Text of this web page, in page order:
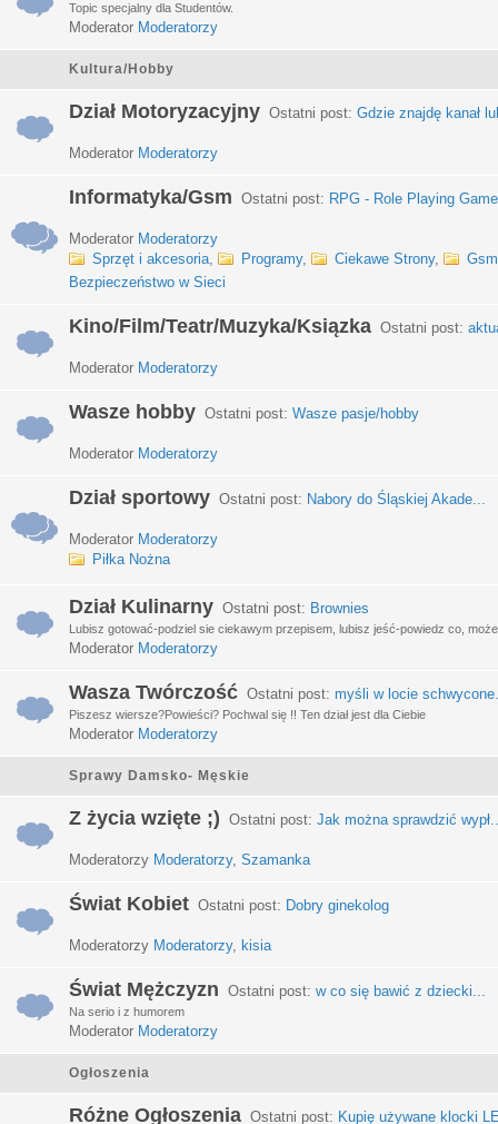
Topic specjalny dla Studentów.
Moderator Moderatorzy
Kultura/Hobby
Dział Motoryzacyjny Ostatni post: Gdzie znajdę kanał
Moderator Moderatorzy
Informatyka/Gsm Ostatni post: RPG - Role Playing
Moderator Moderatorzy
Sprzęt i akcesoria, Programy, Ciekawe Strony,
Gsm
Bezpieczeństwo w Sieci
Kino/Film/Teatr/Muzyka/Ksiązka Ostatni post:
Moderator Moderatorzy
Wasze hobby Ostatni post: Wasze pasje/hobby
Moderator Moderatorzy
Dział sportowy Ostatni post: Nabory do Śląskiej Akade...
Moderator Moderatorzy
Piłka Nożna
Dział Kulinarny Ostatni post: Brownies
Lubisz gotować-podziel sie ciekawym przepisem, lubisz jeść-powiedz co,
Moderator Moderatorzy
Wasza Twórczość Ostatni post: myśli w locie
Piszesz wiersze?Powieści? Pochwal się !! Ten dział jest dla Ciebie
Moderator Moderatorzy
Sprawy Damsko- Męskie
Z życia wzięte ;) Ostatni post: Jak można sprawdzić
Moderatorzy Moderatorzy, Szamanka
Świat Kobiet Ostatni post: Dobry ginekolog
Moderatorzy Moderatorzy, kisia
Świat Mężczyzn Ostatni post: w co się bawić z dziecki...
Na serio i z humorem
Moderator Moderatorzy
Ogłoszenia
Różne Ogłoszenia Ostatni post: Kupię używane klocki